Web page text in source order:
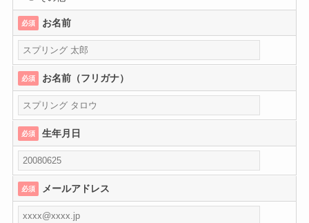
必須 お名前
必須 お名前（フリガナ）
必須 生年月日
必須 メールアドレス